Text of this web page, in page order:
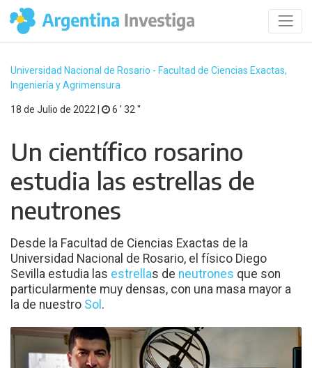
Universidad Nacional de Rosario - Facultad de Ciencias Exactas,
Ingeniería y Agrimensura
18 de Julio de 2022 | 6 ′ 32 ′′
Un científico rosarino
estudia las estrellas de
neutrones
Desde la Facultad de Ciencias Exactas de la
Universidad Nacional de Rosario, el físico Diego
Sevilla estudia las estrellas de neutrones que son
particularmente muy densas, con una masa mayor a
la de nuestro Sol .